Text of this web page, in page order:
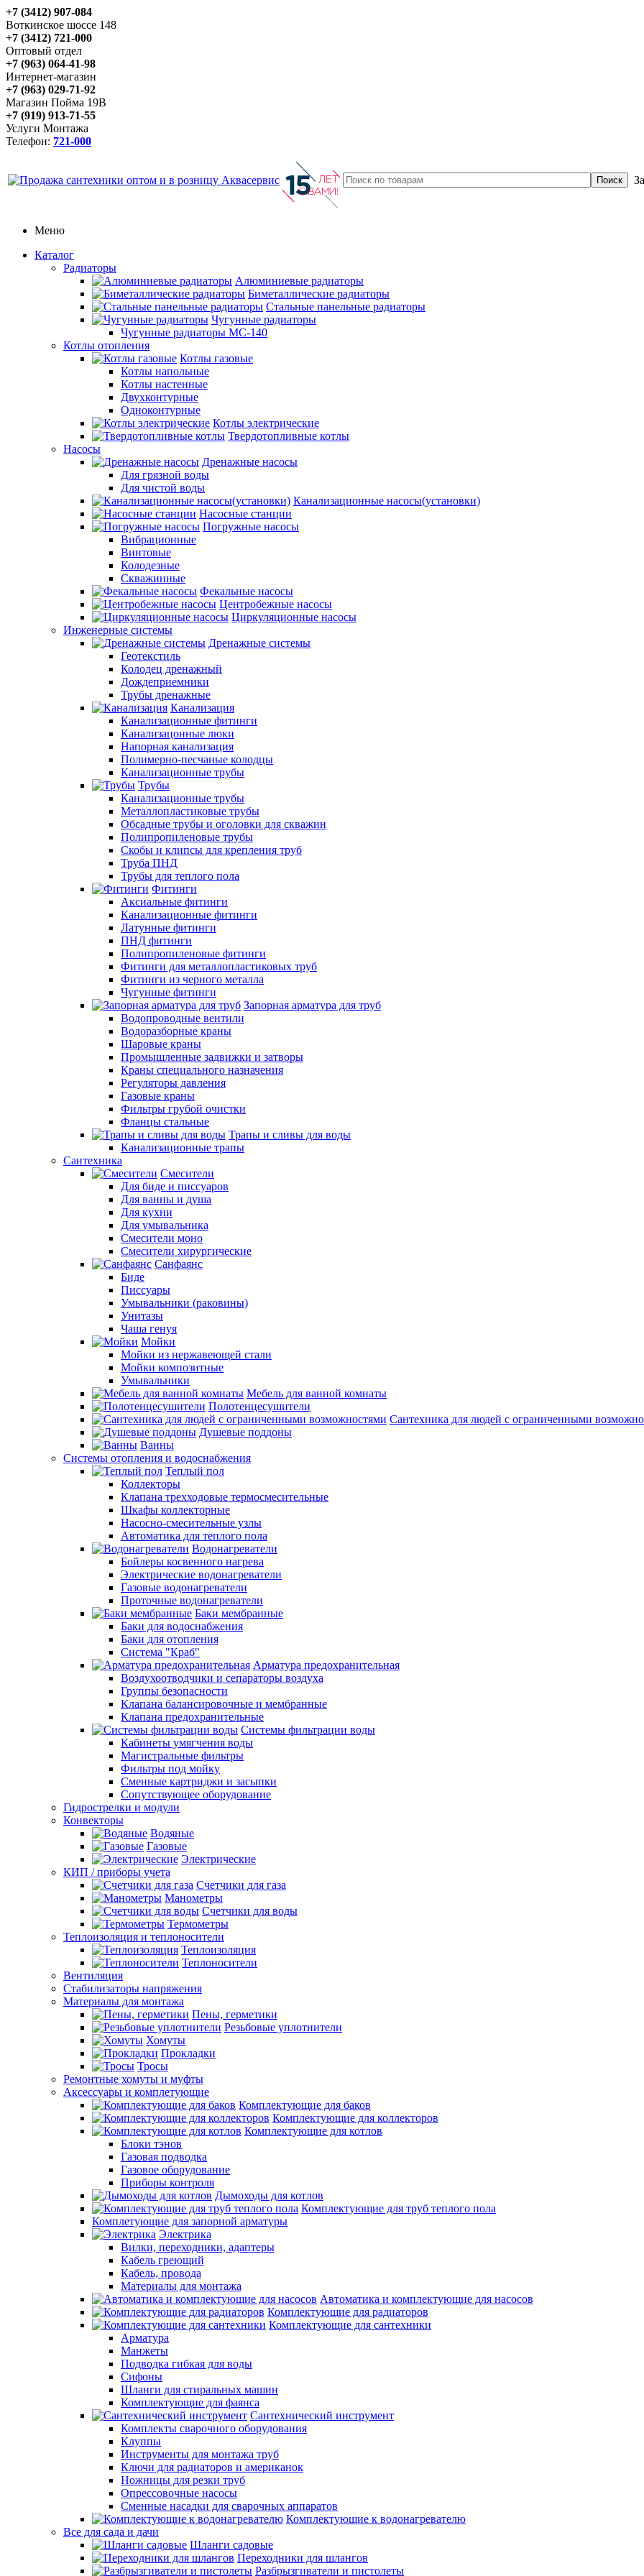
+7 (3412) 907-084
Воткинское шоссе 148
+7 (3412) 721-000
Оптовый отдел
+7 (963) 064-41-98
Интернет-магазин
+7 (963) 029-71-92
Магазин Пойма 19В
+7 (919) 913-71-55
Услуги Монтажа
Телефон: 721-000
Меню
Каталог
Радиаторы
Алюминиевые радиаторы
Биметаллические радиаторы
Стальные панельные радиаторы
Чугунные радиаторы
Чугунные радиаторы МС-140
Котлы отопления
Котлы газовые
Котлы напольные
Котлы настенные
Двухконтурные
Одноконтурные
Котлы электрические
Твердотопливные котлы
Насосы
Дренажные насосы
Для грязной воды
Для чистой воды
Канализационные насосы(установки)
Насосные станции
Погружные насосы
Вибрационные
Винтовые
Колодезные
Скважинные
Фекальные насосы
Центробежные насосы
Циркуляционные насосы
Инженерные системы
Дренажные системы
Геотекстиль
Колодец дренажный
Дождеприемники
Трубы дренажные
Канализация
Канализационные фитинги
Канализацонные люки
Напорная канализация
Полимерно-песчаные колодцы
Канализационные трубы
Трубы
Канализационные трубы
Металлопластиковые трубы
Обсадные трубы и оголовки для скважин
Полипропиленовые трубы
Скобы и клипсы для крепления труб
Труба ПНД
Трубы для теплого пола
Фитинги
Аксиальные фитинги
Канализационные фитинги
Латунные фитинги
ПНД фитинги
Полипропиленовые фитинги
Фитинги для металлопластиковых труб
Фитинги из черного металла
Чугунные фитинги
Запорная арматура для труб
Водопроводные вентили
Водоразборные краны
Шаровые краны
Промышленные задвижки и затворы
Краны специального назначения
Регуляторы давления
Газовые краны
Фильтры грубой очистки
Фланцы стальные
Трапы и сливы для воды
Канализационные трапы
Сантехника
Смесители
Для биде и писсуаров
Для ванны и душа
Для кухни
Для умывальника
Смесители моно
Смесители хирургические
Санфаянс
Биде
Писсуары
Умывальники (раковины)
Унитазы
Чаша генуя
Мойки
Мойки из нержавеющей стали
Мойки композитные
Умывальники
Мебель для ванной комнаты
Полотенцесушители
Сантехника для людей с ограниченными
Душевые поддоны
Ванны
Системы отопления и водоснабжения
Теплый пол
Коллекторы
Клапана трехходовые термосмесительные
Шкафы коллекторные
Насосно-смесительные узлы
Автоматика для теплого пола
Водонагреватели
Бойлеры косвенного нагрева
Электрические водонагреватели
Газовые водонагреватели
Проточные водонагреватели
Баки мембранные
Баки для водоснабжения
Баки для отопления
Система "Краб"
Арматура предохранительная
Воздухоотводчики и сепараторы воздуха
Группы безопасности
Клапана балансировочные и мембранные
Клапана предохранительные
Системы фильтрации воды
Кабинеты умягчения воды
Магистральные фильтры
Фильтры под мойку
Сменные картриджи и засыпки
Сопутствующее оборудование
Гидрострелки и модули
Конвекторы
Водяные
Газовые
Электрические
КИП / приборы учета
Счетчики для газа
Манометры
Счетчики для воды
Термометры
Теплоизоляция и теплоносители
Теплоизоляция
Теплоносители
Вентиляция
Стабилизаторы напряжения
Материалы для монтажа
Пены, герметики
Резьбовые уплотнители
Хомуты
Прокладки
Тросы
Ремонтные хомуты и муфты
Аксессуары и комплетующие
Комплектующие для баков
Комплектующие для коллекторов
Комплектующие для котлов
Блоки тэнов
Газовая подводка
Газовое оборудование
Приборы контроля
Дымоходы для котлов
Комплектующие для труб теплого пола
Комплетующие для запорной арматуры
Электрика
Вилки, переходники, адаптеры
Кабель греющий
Кабель, провода
Материалы для монтажа
Автоматика и комплектующие для насосов
Комплектующие для радиаторов
Комплектующие для сантехники
Арматура
Манжеты
Подводка гибкая для воды
Сифоны
Шланги для стиральных машин
Комплектующие для фаянса
Сантехнический инструмент
Комплекты сварочного оборудования
Клуппы
Инструменты для монтажа труб
Ключи для радиаторов и американок
Ножницы для резки труб
Опрессовочные насосы
Сменные насадки для сварочных аппаратов
Комплектующие к водонагревателю
Все для сада и дачи
Шланги садовые
Переходники для шлангов
Разбрызгиватели и пистолеты